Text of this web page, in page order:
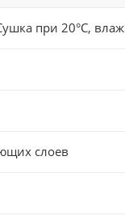
при 20°С,
слоев